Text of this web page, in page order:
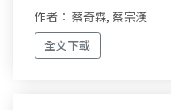
作者： 蔡奇霖, 蔡宗漢
全文下載